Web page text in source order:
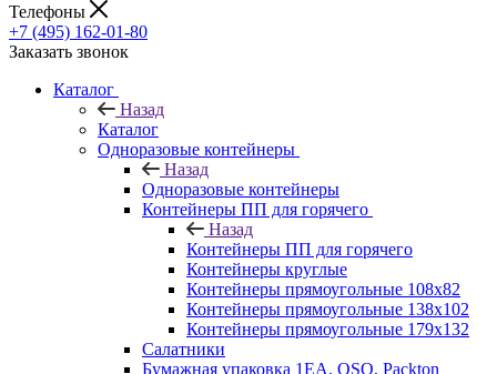
Телефоны
+7 (495) 162-01-80
Заказать звонок
Каталог
Назад
Каталог
Одноразовые контейнеры
Назад
Одноразовые контейнеры
Контейнеры ПП для горячего
Назад
Контейнеры ПП для горячего
Контейнеры круглые
Контейнеры прямоугольные 108х82
Контейнеры прямоугольные 138х102
Контейнеры прямоугольные 179х132
Салатники
Бумажная упаковка 1ЕА, OSQ, Packton